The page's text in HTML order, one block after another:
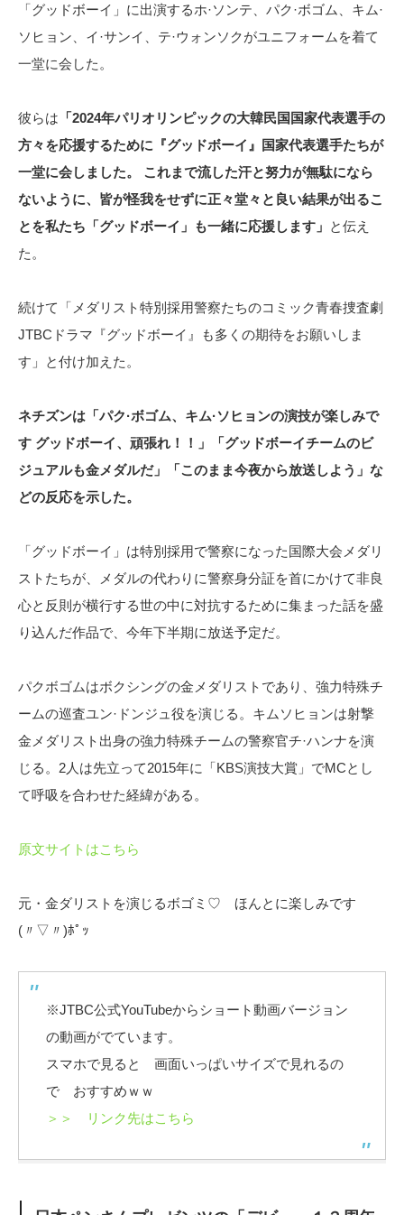
「グッドボーイ」に出演するホ·ソンテ、パク·ボゴム、キム·
ソヒョン、イ·サンイ、テ·ウォンソクがユニフォームを着て
一堂に会した。
彼らは 「2024年パリオリンピックの大韓民国国家代表選手の
方々を応援するために『グッドボーイ』国家代表選手たちが
一堂に会しました。 これまで流した汗と努力が無駄になら
ないように、皆が怪我をせずに正々堂々と良い結果が出るこ
とを私たち「グッドボーイ」も一緒に応援します」 と伝え
た。
続けて「メダリスト特別採用警察たちのコミック青春捜査劇
JTBCドラマ『グッドボーイ』も多くの期待をお願いしま
す」と付け加えた。
ネチズンは「パク·ボゴム、キム·ソヒョンの演技が楽しみで
す グッドボーイ、頑張れ！！」「グッドボーイチームのビ
ジュアルも金メダルだ」「このまま今夜から放送しよう」な
どの反応を示した。
「グッドボーイ」は特別採用で警察になった国際大会メダリ
ストたちが、メダルの代わりに警察身分証を首にかけて非良
心と反則が横行する世の中に対抗するために集まった話を盛
り込んだ作品で、今年下半期に放送予定だ。
パクボゴムはボクシングの金メダリストであり、強力特殊チ
ームの巡査ユン·ドンジュ役を演じる。キムソヒョンは射撃
金メダリスト出身の強力特殊チームの警察官チ·ハンナを演
じる。2人は先立って2015年に「KBS演技大賞」でMCとし
て呼吸を合わせた経緯がある。
原文サイトはこちら
元・金ダリストを演じるボゴミ♡ ほんとに楽しみです
(〃▽〃)ﾎﾟｯ
※JTBC公式YouTubeからショート動画バージョン
の動画がでています。
スマホで見ると 画面いっぱいサイズで見れるの
で おすすめｗｗ
＞＞ リンク先はこちら